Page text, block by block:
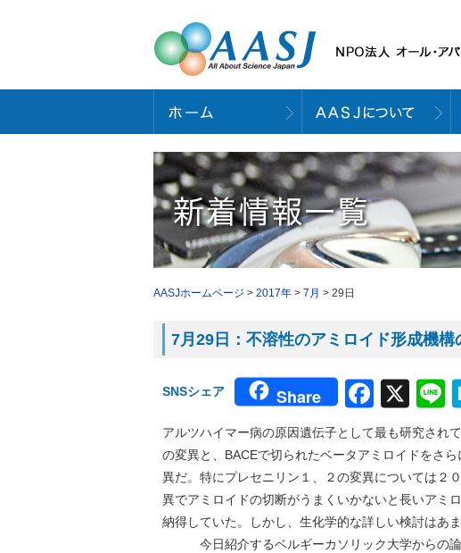
AASJホームページ > 2017年 > 7月 > 29日
7月29日：不溶性のアミロイド形成機構
SNSシェア Share X
アルツハイマー病の原因遺伝子として最も研究され
の変異と、BACEで切られたベータアミロイドをさ
異だ。特にプレセニリン１、２の変異については２
異でアミロイドの切断がうまくいかないと長いアミ
納得していた。しかし、生化学的な詳しい検討はあ
今日紹介するベルギーカソリック大学からの論